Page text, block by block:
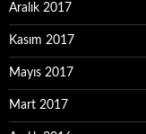
Aralık 2017
Kasım 2017
Mayıs 2017
Mart 2017